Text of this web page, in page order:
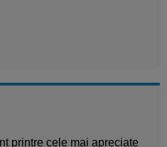
printre cele mai apreciate